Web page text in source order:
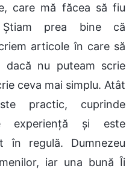
care mă făcea să fiu
prea bine că
articole în care să
dacă nu puteam scrie
ceva mai simplu. Atât
practic, cuprinde
experiență și este
în regulă. Dumnezeu
iar una bună Îi